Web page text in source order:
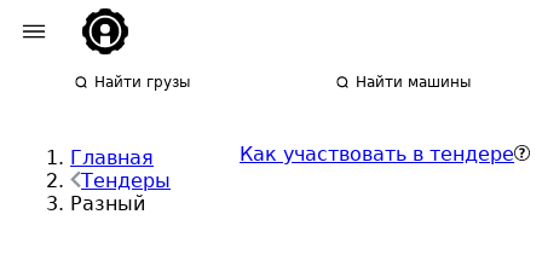
Найти грузы Найти машины
Главная
Тендеры
Разный
Как участвовать в тендере